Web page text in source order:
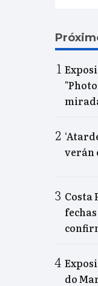
verán
Costa
do